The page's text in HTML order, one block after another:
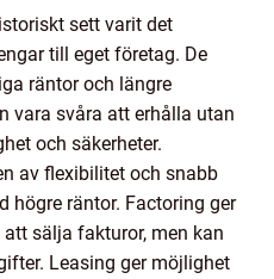
sett varit det
till eget företag. De
räntor och längre
vara svåra att erhålla utan
och säkerheter.
av flexibilitet och snabb
högre räntor. Factoring ger
sälja fakturor, men kan
Leasing ger möjlighet